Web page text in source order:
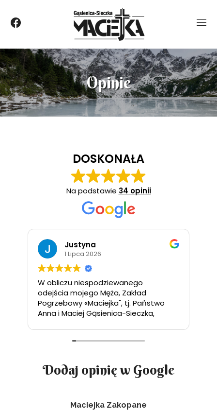
Opinie
DOSKONAŁA
Na podstawie 34 opinii
Justyna
1 Lipca 2026
W obliczu niespodziewanego
odejścia mojego Męża, Zakład
Pogrzebowy «Maciejka", tj. Państwo
Anna i Maciej Gąsienica-Sieczka,
uroczystości pogrzebowej. Pan
czuwał nad porządkiem podczas
pogrzebu. Pani Ania bardzo pomogła
które uczyniły uroczystość
Dodaj opinię w Google
Maciejka Zakopane